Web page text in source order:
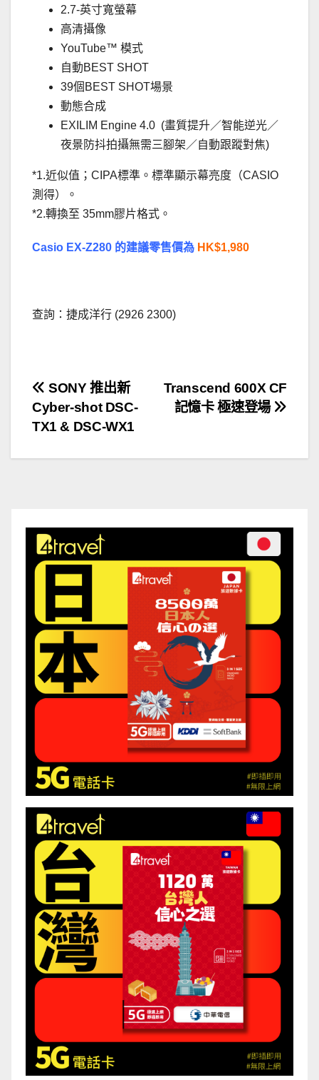
2.7-英寸寬螢幕
高清攝像
YouTube™ 模式
自動BEST SHOT
39個BEST SHOT場景
動態合成
EXILIM Engine 4.0 (畫質提升／智能逆光／
夜景防抖拍攝無需三腳架／自動跟蹤對焦)
*1.近似值；CIPA標準。標準顯示幕亮度（CASIO
測得）。
*2.轉換至 35mm膠片格式。
Casio EX-Z280 的建議零售價為 HK$1,980
查詢：捷成洋行 (2926 2300)
文
章
導
Transcend 600X CF
記憶卡 極速登場
SONY 推出新
Cyber-shot DSC-
TX1 & DSC-WX1